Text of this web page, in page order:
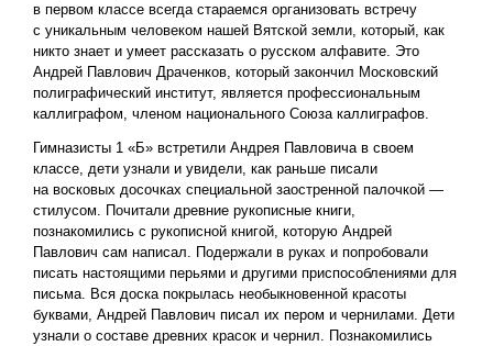
в первом классе всегда стараемся организовать встречу
с уникальным человеком нашей Вятской земли, который, как
никто знает и умеет рассказать о русском алфавите. Это
Андрей Павлович Драченков, который закончил Московский
полиграфический институт, является профессиональным
каллиграфом, членом национального Союза каллиграфов.
Гимназисты 1 «Б» встретили Андрея Павловича в своем
классе, дети узнали и увидели, как раньше писали
на восковых досочках специальной заостренной палочкой —
стилусом. Почитали древние рукописные книги,
познакомились с рукописной книгой, которую Андрей
Павлович сам написал. Подержали в руках и попробовали
писать настоящими перьями и другими приспособлениями для
письма. Вся доска покрылась необыкновенной красоты
буквами, Андрей Павлович писал их пером и чернилами. Дети
узнали о составе древних красок и чернил. Познакомились